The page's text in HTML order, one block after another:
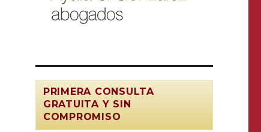
PRIMERA CONSULTA
GRATUITA Y SIN
COMPROMISO